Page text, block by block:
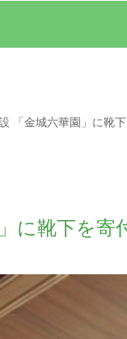
「金城六華園」に靴
に靴下を寄